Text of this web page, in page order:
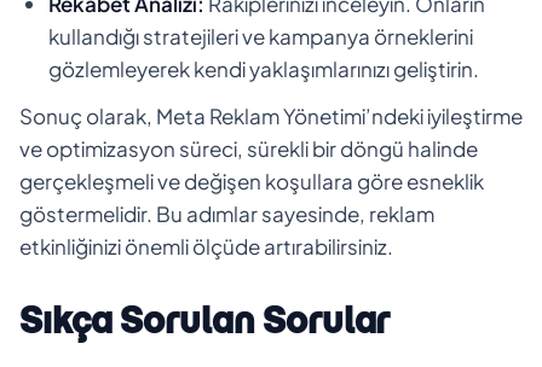
kullandığı stratejileri ve kampanya örneklerini
gözlemleyerek kendi yaklaşımlarınızı geliştirin.
Sonuç olarak, Meta Reklam Yönetimi’ndeki iyileştirme
ve optimizasyon süreci, sürekli bir döngü halinde
gerçekleşmeli ve değişen koşullara göre esneklik
göstermelidir. Bu adımlar sayesinde, reklam
etkinliğinizi önemli ölçüde artırabilirsiniz.
Sıkça Sorulan Sorular